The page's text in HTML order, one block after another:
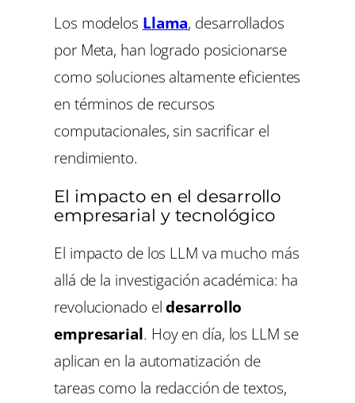
Los modelos Llama, desarrollados
por Meta, han logrado posicionarse
como soluciones altamente eficientes
en términos de recursos
computacionales, sin sacrificar el
rendimiento.
El impacto en el desarrollo
empresarial y tecnológico
El impacto de los LLM va mucho más
allá de la investigación académica: ha
revolucionado eldesarrollo
empresarial. Hoy en día, los LLM se
aplican en la automatización de
tareas como la redacción de textos,